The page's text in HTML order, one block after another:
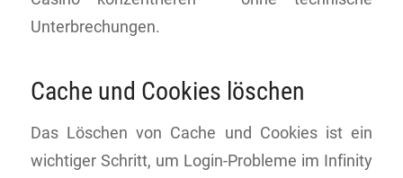
Unterbrechungen.
Cache und Cookies löschen
Das Löschen von Cache und Cookies ist ein
wichtiger Schritt, um Login-Probleme im Infinity